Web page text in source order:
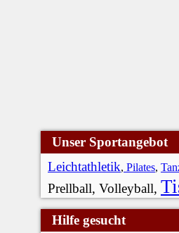
Unser Sportangebot
Leichtathletik, Pilates,
Prellball, Volleyball,
Hilfe gesucht